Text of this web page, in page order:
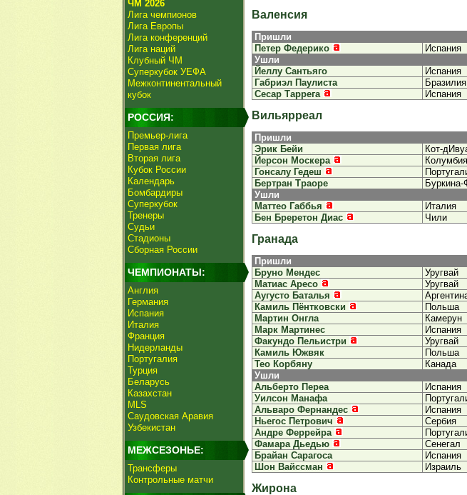
ЧМ 2026
Лига чемпионов
Лига Европы
Лига конференций
Лига наций
Клубный ЧМ
Суперкубок УЕФА
Межконтинентальный
кубок
РОССИЯ:
Премьер-лига
Первая лига
Вторая лига
Кубок России
Календарь
Бомбардиры
Суперкубок
Тренеры
Судьи
Стадионы
Сборная России
ЧЕМПИОНАТЫ:
Англия
Германия
Испания
Италия
Франция
Нидерланды
Португалия
Турция
Беларусь
Казахстан
MLS
Саудовская Аравия
Узбекистан
МЕЖСЕЗОНЬЕ:
Трансферы
Контрольные матчи
Валенсия
Пришли
Петер Федерико
Испания
Ушли
Йеллу Сантьяго
Испания
Габриэл Паулиста
Бразилия
Сесар Таррега
Испания
Вильярреал
Пришли
Эрик Бейи
Кот-
Йерсон Москера
Колумбия
Гонсалу Гедеш
Бертран Траоре
Ушли
Маттео Габбья
Италия
Бен Бреретон Диас
Чили
Гранада
Пришли
Бруно Мендес
Уругвай
Матиас Аресо
Уругвай
Аугусто Баталья
Камиль Пёнтковски
Польша
Мартин Онгла
Камерун
Марк Мартинес
Испания
Факундо Пельистри
Уругвай
Камиль Южвяк
Польша
Тео Корбяну
Канада
Ушли
Альберто Переа
Испания
Уилсон Манафа
Альваро Фернандес
Испания
Ньегос Петрович
Сербия
Андре Феррейра
Фамара Дьедью
Сенегал
Брайан Сарагоса
Испания
Шон Вайссман
Израиль
Жирона